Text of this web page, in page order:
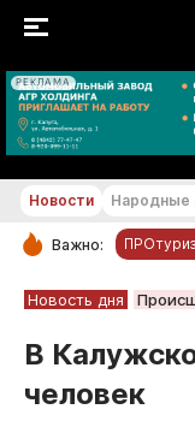
РЕКЛАМА
РУБРИКИ
Новости
Статьи
Новости Народные
Важно:
Новость дня
В
человек